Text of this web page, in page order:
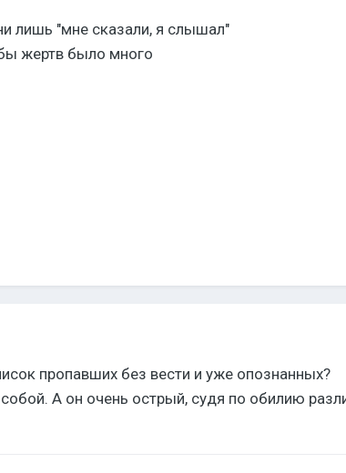
лишь "мне сказали, я слышал"
жертв было много
пропавших без вести и уже опознанных?
А он очень острый, судя по обилию